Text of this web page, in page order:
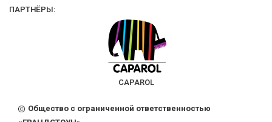
ПАРТНЁРЫ:
CAPAROL
Общество с ограниченной ответственностью